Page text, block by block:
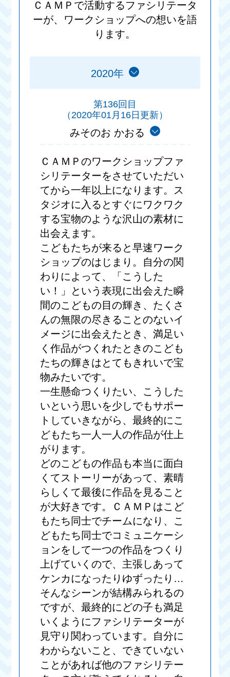
ＣＡＭＰで活動するファシリテータ
ーが、ワークショップへの想いを語
ります。
2020年
第136回目
（2020年01月16日更新）
みそのお かおる
ＣＡＭＰのワークショップファ
シリテーターをさせていただい
てから一年以上になります。ス
タジオに入るとすぐにワクワク
する宝物のような沢山の素材に
出会えます。
こどもたちが来ると早速ワーク
ショップのはじまり。自分の関
わりによって、「こうした
い！」という表現に出会えた瞬
間のこどもの目の輝き、たくさ
んの無限の尽きることのないイ
メージに出会えたとき、満足い
く作品がつくれたときのこども
たちの輝きはとてもきれいで宝
物みたいです。
一生懸命つくりたい、こうした
いという思いを少しでもサポー
トしていきながら、最終的にこ
どもたち一人一人の作品が仕上
がります。
どのこどもの作品も本当に面白
くてストーリーがあって、素晴
らしくて最後に作品を見ること
が大好きです。ＣＡＭＰはこど
もたち同士でチームになり、こ
どもたち同士でコミュニケーシ
ョンをして一つの作品をつくり
上げていくので、主張しあって
ケンカになったりゆずったり…
そんなシーンが結構みられるの
ですが、最終的にどの子も満足
いくようにファシリテーターが
見守り関わっています。自分に
わからないこと、できていない
ことがあれば他のファシリテー